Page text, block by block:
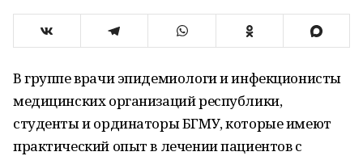
В группе врачи эпидемиологи и инфекционисты
медицинских организаций республики,
студенты и ординаторы БГМУ, которые имеют
практический опыт в лечении пациентов с